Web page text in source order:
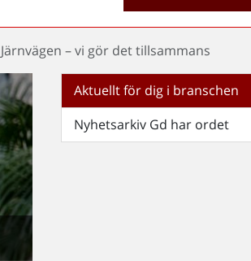
– vi gör det tillsammans
Aktuellt för dig i branschen
Nyhetsarkiv Gd har ordet